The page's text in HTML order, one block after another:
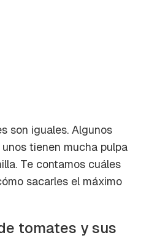
son iguales. Algunos
tienen mucha pulpa
Te contamos cuáles
sacarles el máximo
tomates y sus